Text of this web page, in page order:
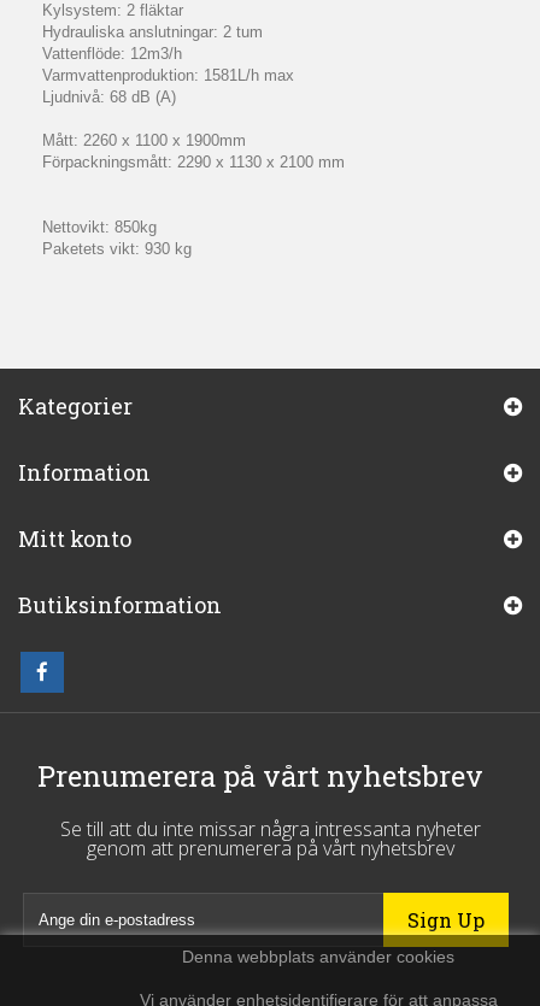
Kylsystem: 2 fläktar
Hydrauliska anslutningar: 2 tum
Vattenflöde: 12m3/h
Varmvattenproduktion: 1581L/h max
Ljudnivå: 68 dB (A)
Mått: 2260 x 1100 x 1900mm
Förpackningsmått: 2290 x 1130 x 2100 mm
Nettovikt: 850kg
Paketets vikt: 930 kg
Kategorier
Information
Mitt konto
Butiksinformation
Prenumerera på vårt nyhetsbrev
Se till att du inte missar några intressanta nyheter
genom att prenumerera på vårt nyhetsbrev
Denna webbplats använder cookies
Vi använder enhetsidentifierare för att anpassa